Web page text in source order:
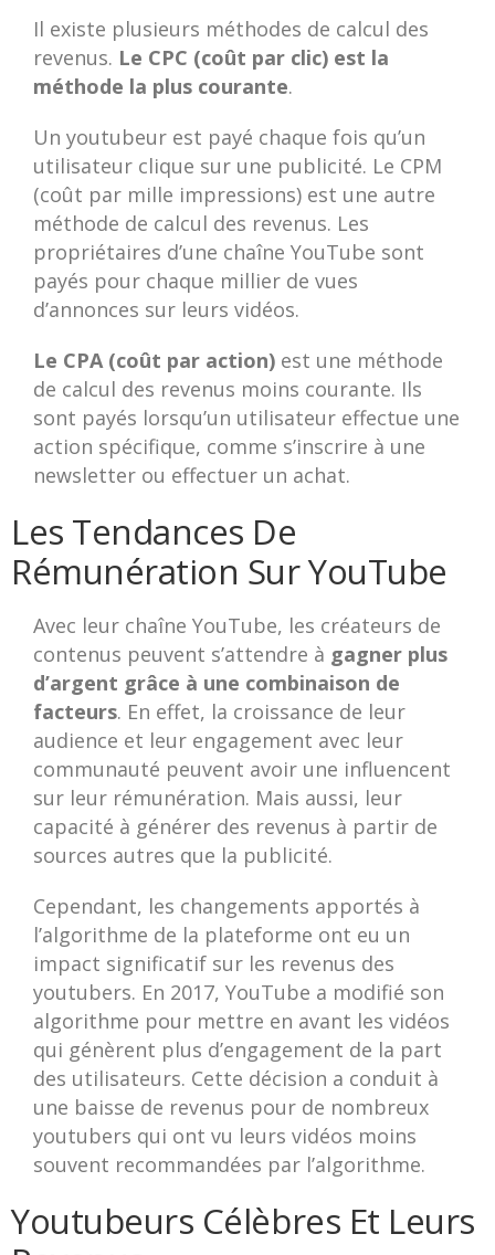
Il existe plusieurs méthodes de calcul des
revenus. Le CPC (coût par clic) est la
méthode la plus courante.
Un youtubeur est payé chaque fois qu’un
utilisateur clique sur une publicité. Le CPM
(coût par mille impressions) est une autre
méthode de calcul des revenus. Les
propriétaires d’une chaîne YouTube sont
payés pour chaque millier de vues
d’annonces sur leurs vidéos.
Le CPA (coût par action) est une méthode
de calcul des revenus moins courante. Ils
sont payés lorsqu’un utilisateur effectue une
action spécifique, comme s’inscrire à une
newsletter ou effectuer un achat.
Les Tendances De
Rémunération Sur YouTube
Avec leur chaîne YouTube, les créateurs de
contenus peuvent s’attendre à gagner plus
d’argent grâce à une combinaison de
facteurs. En effet, la croissance de leur
audience et leur engagement avec leur
communauté peuvent avoir une influencent
sur leur rémunération. Mais aussi, leur
capacité à générer des revenus à partir de
sources autres que la publicité.
Cependant, les changements apportés à
l’algorithme de la plateforme ont eu un
impact significatif sur les revenus des
youtubers. En 2017, YouTube a modifié son
algorithme pour mettre en avant les vidéos
qui génèrent plus d’engagement de la part
des utilisateurs. Cette décision a conduit à
une baisse de revenus pour de nombreux
youtubers qui ont vu leurs vidéos moins
souvent recommandées par l’algorithme.
Youtubeurs Célèbres Et Leurs